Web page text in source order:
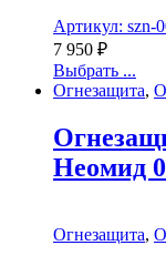
Артикул: szn-
7 950 ₽
Выбрать ...
Огнезащита,
Неомид
Огнезащита,